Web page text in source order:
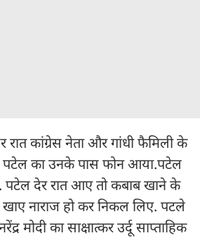
रात कांग्रेस नेता और गांधी फैमिली के
का उनके पास फोन आया.पटेल
पटेल देर रात आए तो कबाब खाने के
नाराज हो कर निकल लिए. पटले
मोदी का साक्षात्कर उर्दू साप्ताहिक